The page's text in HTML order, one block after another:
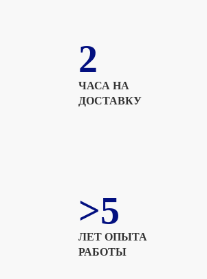
2
ЧАСА НА
ДОСТАВКУ
>5
ЛЕТ ОПЫТА
РАБОТЫ